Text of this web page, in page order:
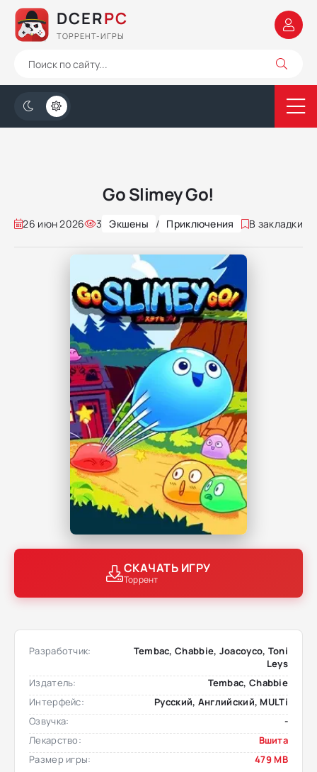
DCERPC
ТОРРЕНТ-ИГРЫ
Go Slimey Go!
26 июн 2026 3 Экшены / Приключения В закладки
СКАЧАТЬ ИГРУ
Торрент
Разработчик:
Tembac, Chabbie, Joacoyco, Toni
Leys
Издатель:
Tembac, Chabbie
Интерфейс:
Русский, Английский, MULTi
Озвучка:
-
Лекарство:
Вшита
Размер игры:
479 MB